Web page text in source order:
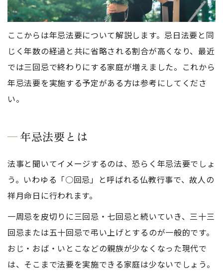
ここからは年忌法要について解説します。忌日法要と同
じく年数の経過と共に省略される割合が高くなり、最近
では三回忌で終わりにする家庭が増えました。これから
年忌法要を実施する予定がある方は参考にしてくださ
い。
年忌法要とは
法事と聞いてイメージするのは、恐らく年忌法要でしょ
う。いわゆる「○回忌」と呼ばれる仏教行事で、故人の
祥月命日に行われます。
一周忌を皮切りに三回忌・七回忌と続いていき、三十三
回忌または五十回忌で弔い上げとするのが一般的です。
おじ・おば・いとこなどの親族が少なくなった現代で
は、そこまで法要を実施できる家庭は少ないでしょう。